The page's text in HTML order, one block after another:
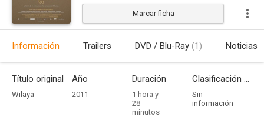
Estrenada
Marcar ficha
Información Trailers DVD / Blu-Ray (1) Noticias
Título original
Wilaya
Año
2011
Duración
1 hora y
28
minutos
Clasificación por edades
Sin
información